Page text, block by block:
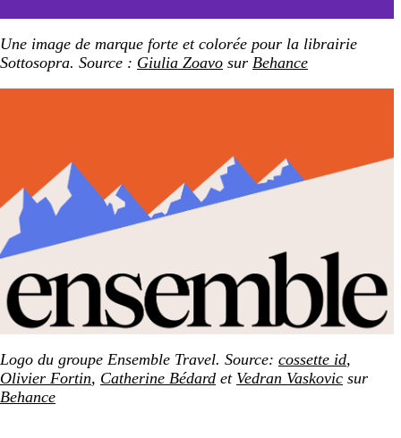
Une image de marque forte et colorée pour la librairie
Sottosopra. Source : Giulia Zoavo sur Behance
Logo du groupe Ensemble Travel. Source: cossette id,
Olivier Fortin, Catherine Bédard et Vedran Vaskovic sur
Behance